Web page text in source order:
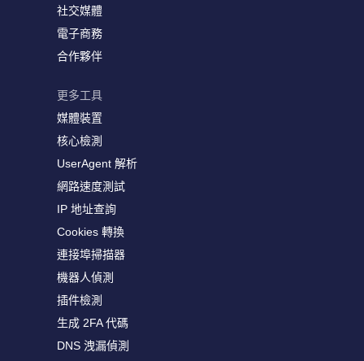
社交媒體
電子商務
合作夥伴
更多工具
媒體裝置
核心檢測
UserAgent 解析
網路速度測試
IP 地址查詢
Cookies 轉換
連接埠掃描器
機器人偵測
插件檢測
生成 2FA 代碼
DNS 洩漏偵測